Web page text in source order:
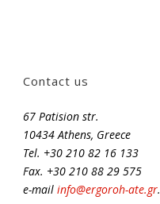
Contact us
67 Patision str.
10434 Athens, Greece
Tel. +30 210 82 16 133
Fax. +30 210 88 29 575
e-mail info@ergoroh-ate.gr.